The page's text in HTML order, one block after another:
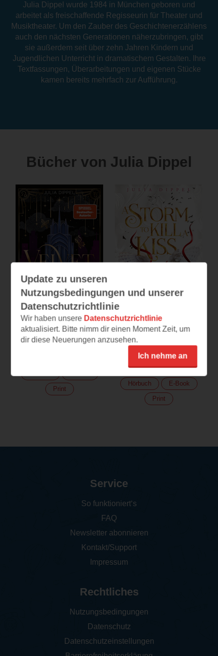
Julia Dippel wurde 1984 in München geboren und
arbeitet als freischaffende Regisseurin für Theater und
Musiktheater. Um den Zauber des Geschichtenerzählens
auch den nächsten Generationen näherzubringen, gibt
sie außerdem seit über zehn Jahren Kindern und
Jugendlichen Unterricht in dramatischem Gestalten. Ihre
Textfassungen, Überarbeitungen und eigenen Stücke
kamen bereits mehrfach zur Aufführung.
Bücher von Julia Dippel
Velvet Falls
But the Gods forgot to die
Print
Die Sonnenfeuer-
A Storm to Kill a Kiss
Hörbuch E-Book
Print
Update zu unseren
Nutzungsbedingungen und unserer
Datenschutzrichtlinie
Wir haben unsere Datenschutzrichtlinie
aktualisiert. Bitte nimm dir einen Moment Zeit, um
dir diese Neuerungen anzusehen.
Ich nehme an
Service
So funktioniert‘s
FAQ
Newsletter abonnieren
Kontakt/Support
Impressum
Rechtliches
Nutzungsbedingungen
Datenschutz
Datenschutzeinstellungen